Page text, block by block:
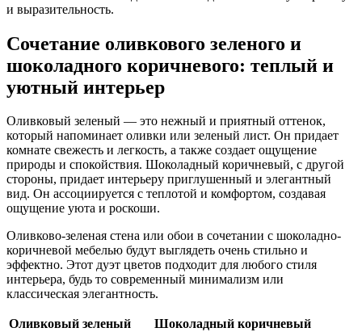
и выразительность.
Сочетание оливкового зеленого и
шоколадного коричневого: теплый и
уютный интерьер
Оливковый зеленый — это нежный и приятный оттенок,
который напоминает оливки или зеленый лист. Он придает
комнате свежесть и легкость, а также создает ощущение
природы и спокойствия. Шоколадный коричневый, с другой
стороны, придает интерьеру приглушенный и элегантный
вид. Он ассоциируется с теплотой и комфортом, создавая
ощущение уюта и роскоши.
Оливково-зеленая стена или обои в сочетании с шоколадно-
коричневой мебелью будут выглядеть очень стильно и
эффектно. Этот дуэт цветов подходит для любого стиля
интерьера, будь то современный минимализм или
классическая элегантность.
Оливковый зеленый
Шоколадный коричневый